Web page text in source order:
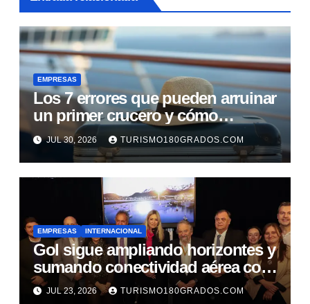
EMPRESAS
Los 7 errores que pueden arruinar
un primer crucero y cómo
evitarlos
JUL 30, 2026 TURISMO180GRADOS.COM
EMPRESAS INTERNACIONAL
Gol sigue ampliando horizontes y
sumando conectividad aérea con
Argentina
JUL 23, 2026 TURISMO180GRADOS.COM